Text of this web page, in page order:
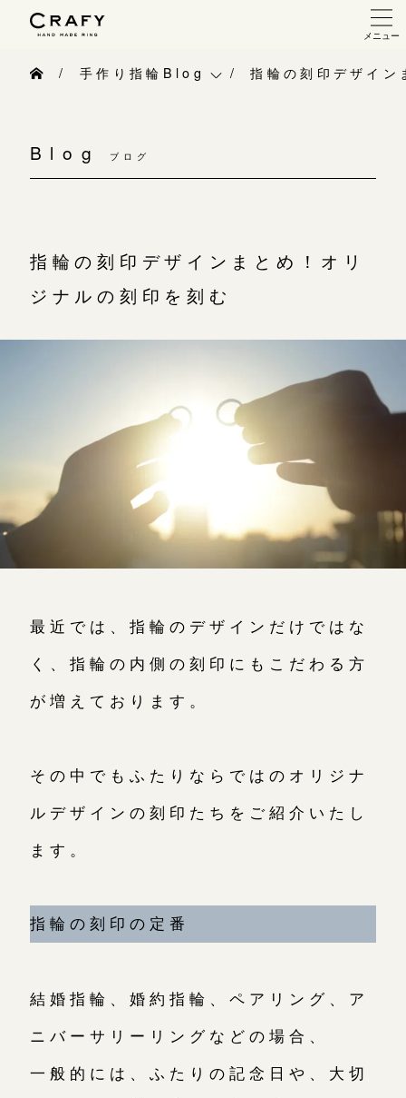
メニュー
指輪制作の流れ
指輪作品集
アフターケア・保証
CRAFYについて
その他
プライバシーポリシー
用語集
Blog ブログ
手作り指輪Blog
手作り指輪作品集
お客様インタビュー
指輪のハンドメイド・手作り
指輪の刻印デザイ
指輪の刻印デザインまとめ！オリ
ジナルの刻印を刻む
最近では、指輪のデザインだけではな
く、指輪の内側の刻印にもこだわる方
が増えております。
その中でもふたりならではのオリジナ
ルデザインの刻印たちをご紹介いたし
ます。
指輪の刻印の定番
結婚指輪、婚約指輪、ペアリング、ア
ニバーサリーリングなどの場合、
一般的には、ふたりの記念日や、大切
お問い合わせ（通話料無料）
10:00～18:00 /年中無休
年末年始は除く
こちら
目黒本店
表参道店 来店ご予約
鎌倉店 来店ご予約